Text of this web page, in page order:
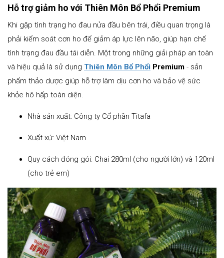
Hỗ trợ giảm ho với Thiên Môn Bổ Phổi Premium
Khi gặp tình trạng ho đau nửa đầu bên trái, điều quan trọng là
phải kiểm soát cơn ho để giảm áp lực lên não, giúp hạn chế
tình trạng đau đầu tái diễn. Một trong những giải pháp an toàn
và hiệu quả là sử dụng Thiên Môn Bổ Phổi Premium - sản
phẩm thảo dược giúp hỗ trợ làm dịu cơn ho và bảo vệ sức
khỏe hô hấp toàn diện.
Nhà sản xuất: Công ty Cổ phần Titafa
Xuất xứ: Việt Nam
Quy cách đóng gói: Chai 280ml (cho người lớn) và 120ml
(cho trẻ em)